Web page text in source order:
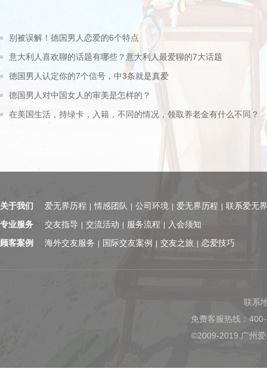
别被误解！德国男人恋爱的6个特点
意大利人喜欢聊的话题有哪些？意大利人最爱聊的7大话题
德国男人认定你的7个信号，中3条就是真爱
德国男人对中国女人的审美是怎样的？
在美国生活，持绿卡，入籍，不同的情况，领取养老金有什么不同？
关于我们 爱无界历程 情感团队 公司环境 爱无界历程
联系爱无界
专业服务
交友指导 交流活动 服务流程
入会须知
顾客案例
海外交友服务 国际交友案例 交友之旅 恋爱技巧
联系
免费客服热线：400-
©2009-2019 广州